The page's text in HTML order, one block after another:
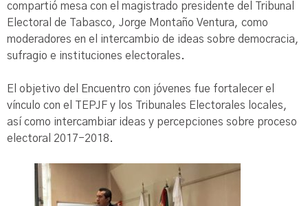
compartió mesa con el magistrado presidente del Tribunal
Electoral de Tabasco, Jorge Montaño Ventura, como
moderadores en el intercambio de ideas sobre democracia,
sufragio e instituciones electorales.
El objetivo del Encuentro con jóvenes fue fortalecer el
vínculo con el TEPJF y los Tribunales Electorales locales,
así como intercambiar ideas y percepciones sobre proceso
electoral 2017-2018.